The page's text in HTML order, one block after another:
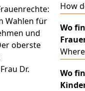
Wahlen für
und
oberste
Dr.
How
Wo
Wo